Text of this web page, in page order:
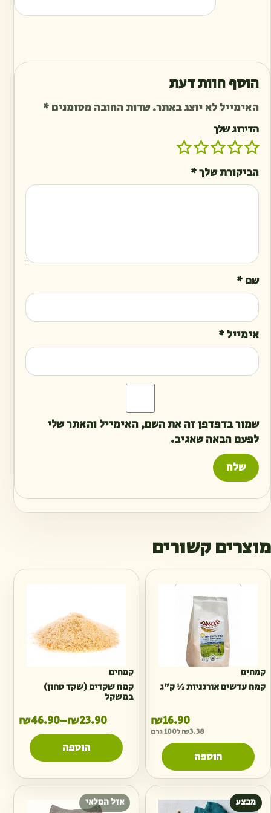
הוסף חוות דעת
האימייל לא יוצג באתר.שדות החובה מסומנים*
הדירוג שלך
הביקורת שלך*
שם*
אימייל*
שמור בדפדפן זה את השם, האימייל והאתר שלי
לפעם הבאה שאגיב.
מוצרים קשורים
קמחים
קמח עדשים אורגניות ½ ק״ג
₪16.90
₪3.38 ל100 גרם
הוספה
קמחים
קמח שקדים (שקד טחון)
במשקל
₪23.90
–
₪46.90
טווח
הוספה
מבצע אזל המלאי